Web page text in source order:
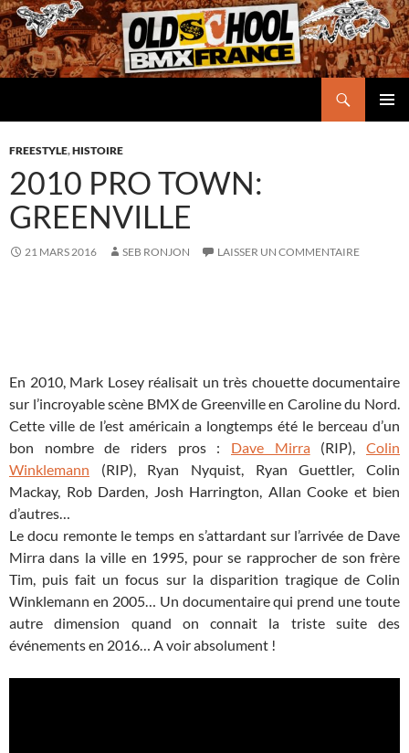
Aller
au
contenu
FREESTYLE,HISTOIRE
2010 PRO TOWN:
GREENVILLE
21 MARS 2016 SEB RONJON LAISSER UN COMMENTAIRE
En 2010, Mark Losey réalisait un très chouette documentaire
sur l’incroyable scène BMX de Greenville en Caroline du Nord.
Cette ville de l’est américain a longtemps été le berceau d’un
bon nombre de riders pros : Dave Mirra(RIP),Colin
Winklemann (RIP), Ryan Nyquist, Ryan Guettler, Colin
Mackay, Rob Darden, Josh Harrington, Allan Cooke et bien
d’autres…
Le docu remonte le temps en s’attardant sur l’arrivée de Dave
Mirra dans la ville en 1995, pour se rapprocher de son frère
Tim, puis fait un focus sur la disparition tragique de Colin
Winklemann en 2005… Un documentaire qui prend une toute
autre dimension quand on connait la triste suite des
événements en 2016… A voir absolument !